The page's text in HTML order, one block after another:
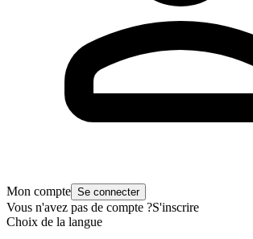
Mon compte Se connecter
Vous n'avez pas de compte ?S'inscrire
Choix de la langue